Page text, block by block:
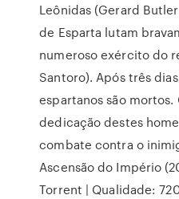
Leônidas (Gerard
de Esparta lutam
numeroso exército do
Santoro). Após três
espartanos são mortos.
dedicação destes
combate contra o
Ascensão do Império
Torrent | Qualidade: